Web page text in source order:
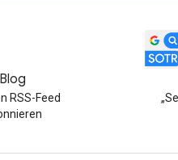
Blog
RSS-Feed